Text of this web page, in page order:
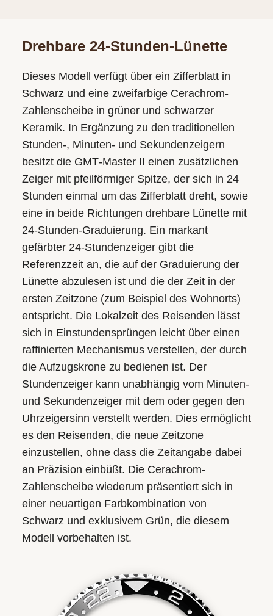
Drehbare 24-Stunden-Lünette
Dieses Modell verfügt über ein Zifferblatt in
Schwarz und eine zweifarbige Cerachrom-
Zahlenscheibe in grüner und schwarzer
Keramik. In Ergänzung zu den traditionellen
Stunden-, Minuten- und Sekunden­zeigern
besitzt die GMT‑Master II einen zusätzlichen
Zeiger mit pfeilförmiger Spitze, der sich in 24
Stunden einmal um das Zifferblatt dreht, sowie
eine in beide Richtungen drehbare Lünette mit
24-Stunden-Graduierung. Ein markant
gefärbter 24-Stundenzeiger gibt die
Referenzzeit an, die auf der Graduierung der
Lünette abzulesen ist und die der Zeit in der
ersten Zeitzone (zum Beispiel des Wohnorts)
entspricht. Die Lokalzeit des Reisenden lässt
sich in Einstunden­­sprüngen leicht über einen
raffinierten Mechanismus ver­stel­len, der durch
die Aufzugskrone zu bedienen ist. Der
Stunden­zeiger kann un­ab­hängig vom Minuten-
und Sekundenzeiger mit dem oder gegen den
Uhr­zeiger­sinn verstellt werden. Dies ermöglicht
es den Reisenden, die neue Zeitzone
einzustellen, ohne dass die Zeitangabe dabei
an Präzision einbüßt. Die Cerachrom-
Zahlenscheibe wiederum präsentiert sich in
einer neuartigen Farb­kombination von
Schwarz und exklusivem Grün, die diesem
Modell vorbehalten ist.